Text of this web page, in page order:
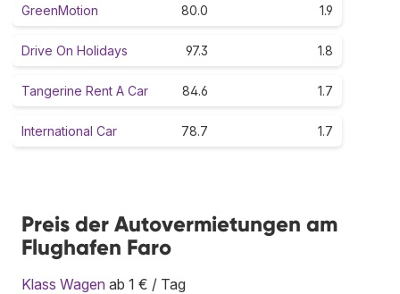
GreenMotion 80.0 1.9
Drive On Holidays 97.3 1.8
Tangerine Rent A Car 84.6 1.7
International Car 78.7 1.7
Preis der Autovermietungen am
Flughafen Faro
Klass Wagen ab 1 € / Tag